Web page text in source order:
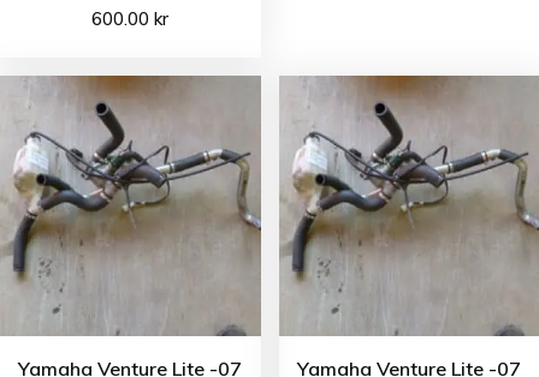
600.00kr
Yamaha Venture Lite -07 Yamaha Venture Lite -07